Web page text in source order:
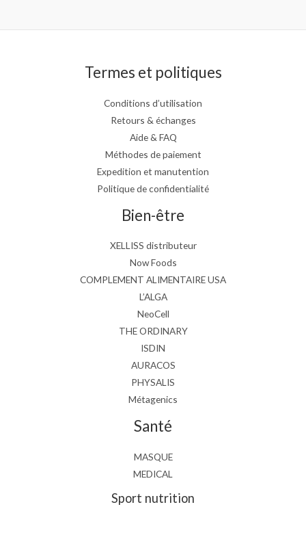
Termes et politiques
Conditions d’utilisation
Retours & échanges
Aide & FAQ
Méthodes de paiement
Expedition et manutention
Politique de confidentialité
Bien-être
XELLISS distributeur
Now Foods
COMPLEMENT ALIMENTAIRE USA
L’ALGA
NeoCell
THE ORDINARY
ISDIN
AURACOS
PHYSALIS
Métagenics
Santé
MASQUE
MEDICAL
Sport nutrition